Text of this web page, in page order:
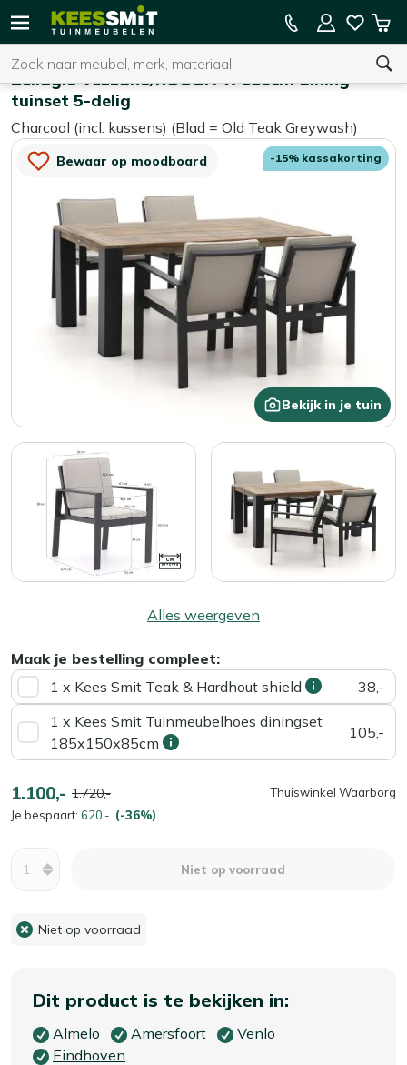
Kees
Tuinmeubelen
Zoeken
U heeft geen product(en) in uw winkelwagen.
15% kassakorting op de hele collectie
Bellagio Vezzano/ROUGH-X 180cm dining
tuinset 5-delig
Charcoal (incl. kussens) (Blad = Old Teak Greywash)
Bewaar op moodboard
Bekijk in je tuin
-15% kassakorting
Alles weergeven
Maak je bestelling compleet:
1 x Kees Smit Teak & Hardhout shield
38,-
1 x Kees Smit Tuinmeubelhoes diningset
185x150x85cm
105,-
1.100,- 1.720,-
Je bespaart: 620,- (-36%)
Thuiswinkel Waarborg
Niet op voorraad
Niet op voorraad
Dit product is te bekijken in:
Almelo Amersfoort
Venlo
Eindhoven